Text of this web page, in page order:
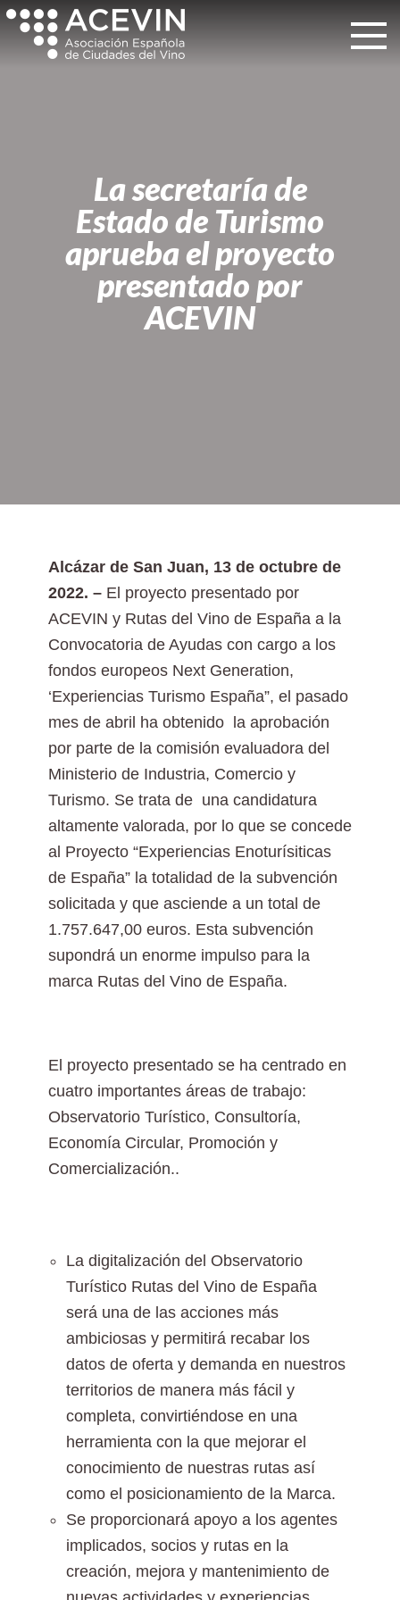
La secretaría de
Estado de Turismo
aprueba el proyecto
presentado por
ACEVIN
Alcázar de San Juan, 13 de octubre de
2022. – El proyecto presentado por
ACEVIN y Rutas del Vino de España a la
Convocatoria de Ayudas con cargo a los
fondos europeos Next Generation,
‘Experiencias Turismo España”, el pasado
mes de abril ha obtenido la aprobación
por parte de la comisión evaluadora del
Ministerio de Industria, Comercio y
Turismo. Se trata de una candidatura
altamente valorada, por lo que se concede
al Proyecto “Experiencias Enoturísiticas
de España” la totalidad de la subvención
solicitada y que asciende a un total de
1.757.647,00 euros. Esta subvención
supondrá un enorme impulso para la
marca Rutas del Vino de España.
El proyecto presentado se ha centrado en
cuatro importantes áreas de trabajo:
Observatorio Turístico, Consultoría,
Economía Circular, Promoción y
Comercialización..
La digitalización del Observatorio
Turístico Rutas del Vino de España
será una de las acciones más
ambiciosas y permitirá recabar los
datos de oferta y demanda en nuestros
territorios de manera más fácil y
completa, convirtiéndose en una
herramienta con la que mejorar el
conocimiento de nuestras rutas así
como el posicionamiento de la Marca.
Se proporcionará apoyo a los agentes
implicados, socios y rutas en la
creación, mejora y mantenimiento de